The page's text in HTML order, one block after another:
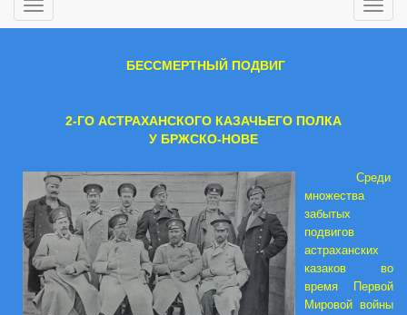
БЕССМЕРТНЫЙ ПОДВИГ
2-ГО АСТРАХАНСКОГО КАЗАЧЬЕГО ПОЛКА
У БРЖСКО-НОВЕ
Среди
множества
забытых
подвигов
астраханских
казаков во
время Первой
Мировой войны